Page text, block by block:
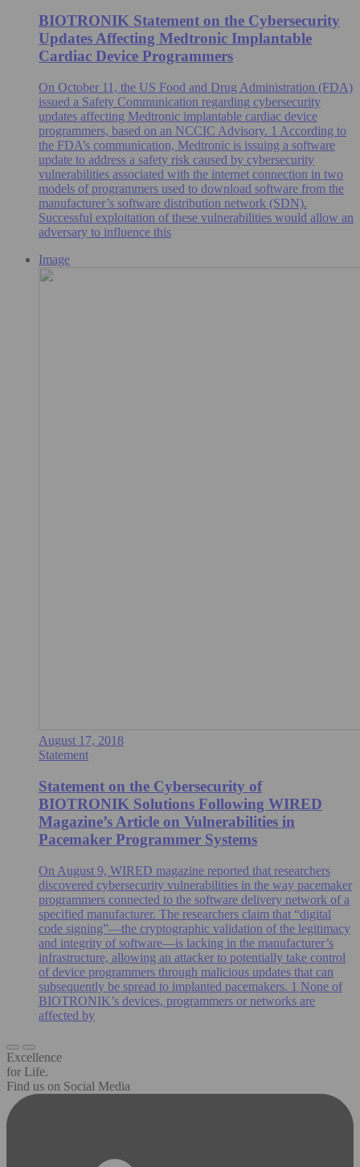
BIOTRONIK Statement on the Cybersecurity
Updates Affecting Medtronic Implantable
Cardiac Device Programmers
On October 11, the US Food and Drug Administration (FDA)
issued a Safety Communication regarding cybersecurity
updates affecting Medtronic implantable cardiac device
programmers, based on an NCCIC Advisory. 1 According to
the FDA’s communication, Medtronic is issuing a software
update to address a safety risk caused by cybersecurity
vulnerabilities associated with the internet connection in two
models of programmers used to download software from the
manufacturer’s software distribution network (SDN).
Successful exploitation of these vulnerabilities would allow an
adversary to influence this
Image
August 17, 2018
Statement
Statement on the Cybersecurity of
BIOTRONIK Solutions Following WIRED
Magazine’s Article on Vulnerabilities in
Pacemaker Programmer Systems
On August 9, WIRED magazine reported that researchers
discovered cybersecurity vulnerabilities in the way pacemaker
programmers connected to the software delivery network of a
specified manufacturer. The researchers claim that “digital
code signing”—the cryptographic validation of the legitimacy
and integrity of software—is lacking in the manufacturer’s
infrastructure, allowing an attacker to potentially take control
of device programmers through malicious updates that can
subsequently be spread to implanted pacemakers. 1 None of
BIOTRONIK’s devices, programmers or networks are
affected by
Excellence
for Life.
Find us on Social Media